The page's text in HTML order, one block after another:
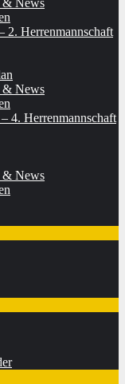
& News
2. Herrenmannschaft
& News
4. Herrenmannschaft
& News